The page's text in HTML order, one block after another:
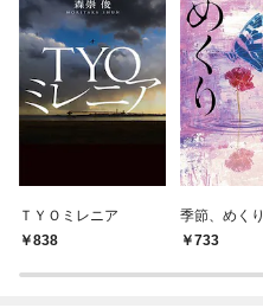
ＴＹＯミレニア
838
季節、めくり
733